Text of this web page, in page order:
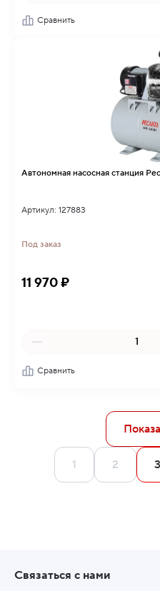
Сравнить
Автономная насосная станция
Артикул: 127883
Под заказ
11 970 ₽
Сравнить
1 2 3
Связаться с нами